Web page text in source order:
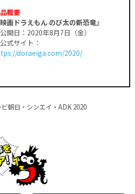
概要
映画ドラえもん のび太の新恐竜』
開日：2020年8月7日（金）
式サイト：
doraeiga.com/2020/
朝日・シンエイ・ADK 2020